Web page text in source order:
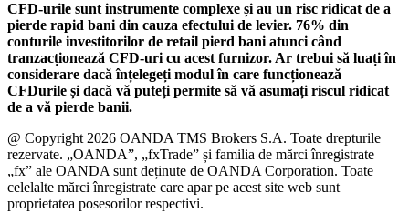
CFD-urile sunt instrumente complexe și au un risc ridicat de a
pierde rapid bani din cauza efectului de levier. 76% din
conturile investitorilor de retail pierd bani atunci când
tranzacționează CFD-uri cu acest furnizor. Ar trebui să luați în
considerare dacă înțelegeți modul în care funcționează
CFDurile și dacă vă puteți permite să vă asumați riscul ridicat
de a vă pierde banii.
@ Copyright 2026 OANDA TMS Brokers S.A. Toate drepturile
rezervate. „OANDA”, „fxTrade” și familia de mărci înregistrate
„fx” ale OANDA sunt deținute de OANDA Corporation. Toate
celelalte mărci înregistrate care apar pe acest site web sunt
proprietatea posesorilor respectivi.